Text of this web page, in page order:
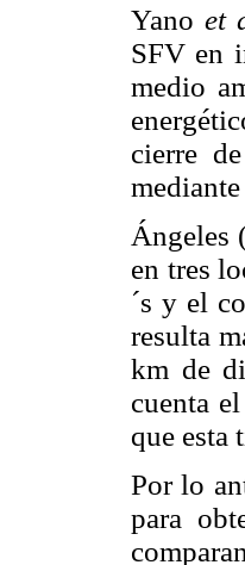
Yanoet
SFV en
medio
cierre
Ángeles
en tres
´s y el
resulta
km de
cuenta
que esta
Por lo
para